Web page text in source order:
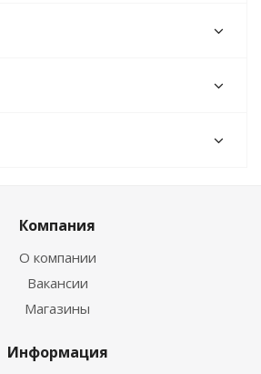
Компания
О компании
Вакансии
Магазины
Информация